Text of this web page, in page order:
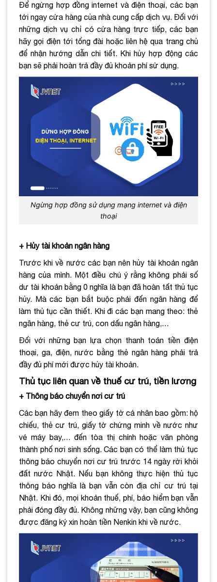
Để ngừng hợp đồng internet và điện thoại, các bạn
tới ngay cửa hàng của nhà cung cấp dịch vụ. Đối với
những dịch vụ chỉ có cửa hàng trực tiếp, các bạn
hãy gọi điện tới tổng đài hoặc liên hệ qua trang chủ
để nhận hướng dẫn chi tiết. Khi hủy hợp động các
bạn sẽ phải hoàn trả đầy đủ khoản phí sử dụng.
Ngừng hợp đồng sử dụng mạng internet và điện
thoại
+ Hủy tài khoản ngân hàng
Trước khi về nước các bạn nên hủy tài khoản ngân
hàng của mình. Một điều chú ý rằng không phải số
dư tài khoản bằng 0 nghĩa là bạn đã hoàn tất thủ tục
hủy. Mà các bạn bắt buộc phải đến ngân hàng để
làm thủ tục cần thiết. Khi đi các bạn mang theo: thẻ
ngân hàng, thẻ cư trú, con dấu ngân hàng,…
Đối với những bạn lựa chọn thanh toán tiền điện
thoại, ga, điện, nước bằng thẻ ngân hàng phải trả
đầy đủ phí mới được hủy tài khoản.
Thủ tục liên quan về thuế cư trú, tiền lương
+ Thông báo chuyển nơi cư trú
Các bạn hãy đem theo giấy tờ cá nhân bao gồm: hộ
chiếu, thẻ cư trú, giấy tờ chứng minh về nước như
vé máy bay,… đến tòa thị chính hoặc văn phòng
thành phố nơi sinh sống. Các bạn có thể làm thủ tục
thông báo chuyển nơi cư trú trước 14 ngày rời khỏi
đất nước Nhật. Nếu bạn không thực hiện thủ tục
thông báo nghĩa là bạn vẫn còn địa chỉ cư trú tại
Nhật. Khi đó, mọi khoản thuế, phí, bảo hiểm bạn vẫn
phải đóng đầy đủ. Không những vậy, bạn cũng không
được đăng ký xin hoàn tiền Nenkin khi về nước.